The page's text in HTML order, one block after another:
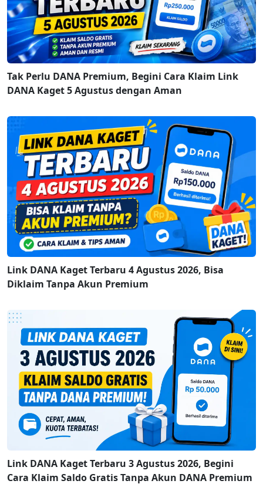
Tak Perlu DANA Premium, Begini Cara Klaim Link
DANA Kaget 5 Agustus dengan Aman
Link DANA Kaget Terbaru 4 Agustus 2026, Bisa
Diklaim Tanpa Akun Premium
Link DANA Kaget Terbaru 3 Agustus 2026, Begini
Cara Klaim Saldo Gratis Tanpa Akun DANA Premium